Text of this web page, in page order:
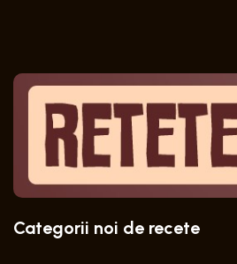
Categorii noi de recete